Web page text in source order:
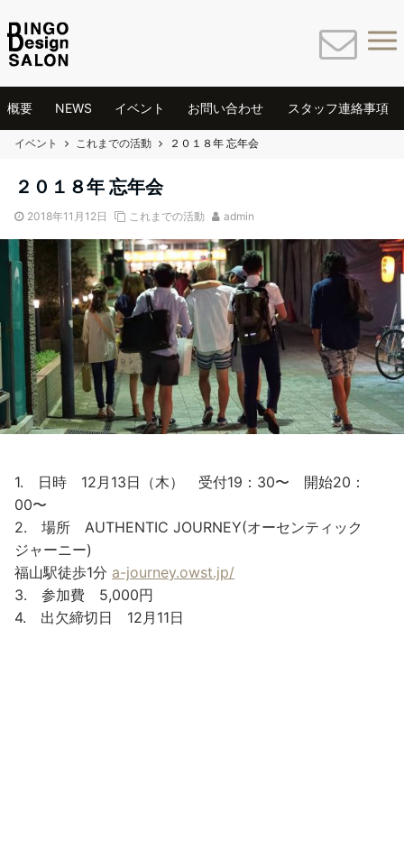
概要 NEWS イベント お問い合わせ スタッフ連絡事項
イベント これまでの活動 ２０１８年 忘年会
２０１８年 忘年会
2018年11月12日 これまでの活動 admin
1. 日時 12月13日（木） 受付19：30〜 開始20：
00〜
2. 場所 AUTHENTIC JOURNEY(オーセンティック
ジャーニー)
福山駅徒歩1分 a-journey.owst.jp/
3. 参加費 5,000円
4. 出欠締切日 12月11日